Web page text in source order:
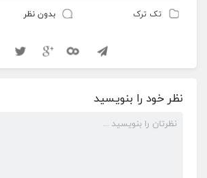
تک ترک بدون نظر
نظر خود را بنویسید